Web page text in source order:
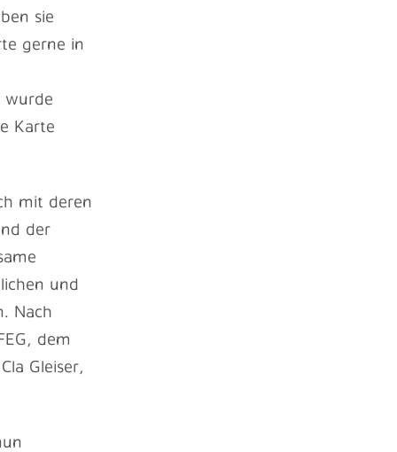
sie
gerne in
wurde
Karte
mit deren
der
und
Nach
dem
Gleiser,